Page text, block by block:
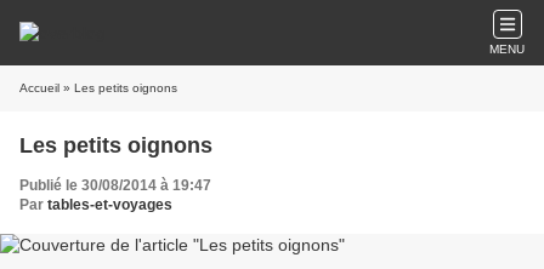
MENU
Accueil » Les petits oignons
Les petits oignons
Publié le 30/08/2014 à 19:47
Par tables-et-voyages